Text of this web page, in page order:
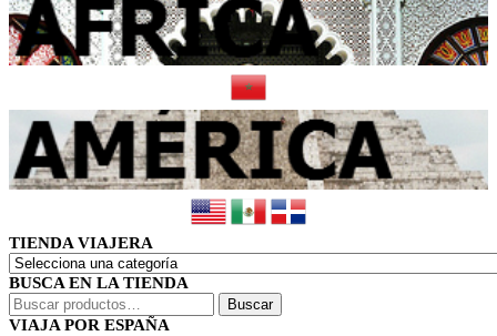
TIENDA VIAJERA
BUSCA EN LA TIENDA
Buscar
por:
Buscar
VIAJA POR ESPAÑA